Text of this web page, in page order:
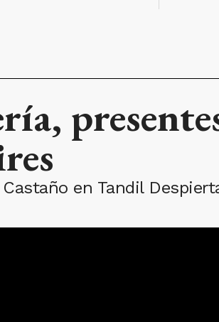
en Tandil